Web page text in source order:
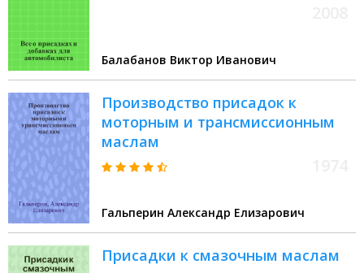
Балабанов Виктор Иванович
Производство присадок к
моторным и трансмиссионным
маслам
Гальперин Александр Елизарович
Присадки к смазочным маслам